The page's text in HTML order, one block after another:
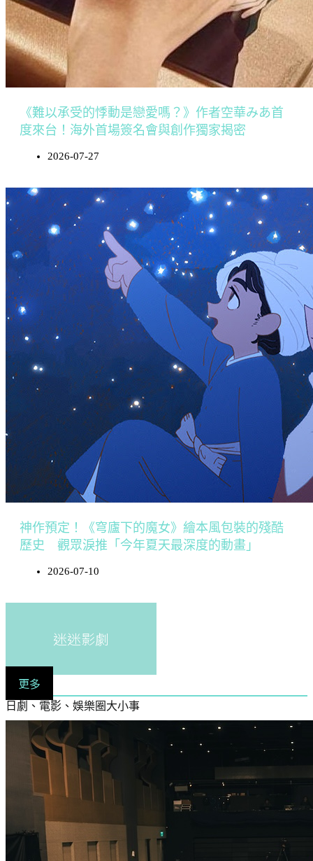
《難以承受的悸動是戀愛嗎？》作者空華みあ首
度來台！海外首場簽名會與創作獨家揭密
2026-07-27
神作預定！《穹廬下的魔女》繪本風包裝的殘酷
歷史 觀眾淚推「今年夏天最深度的動畫」
2026-07-10
迷迷影劇
更多
日劇、電影、娛樂圈大小事